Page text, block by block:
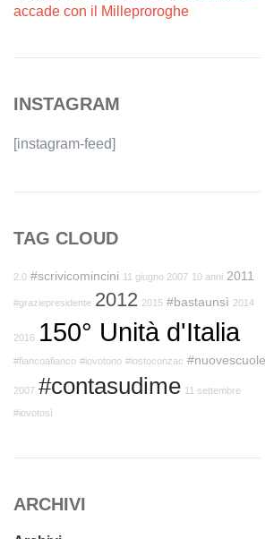
accade con il Milleproroghe
INSTAGRAM
[instagram-feed]
TAG CLOUD
2.0 #scrivicomincini 11 giugno 2007 10 anni 2011
#graziepresidente 2012 2015 #bastaunsì 2014
2016 150° Unità d'Italia
#fiancoafianco #iovotono #iostoconzac #nuovescuole
2007 #contasudime 11 settembre
#iovotosì
ARCHIVI